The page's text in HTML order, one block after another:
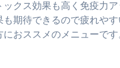
ックス効果も高く免疫力
も期待できるので疲れや
におススメのメニューです